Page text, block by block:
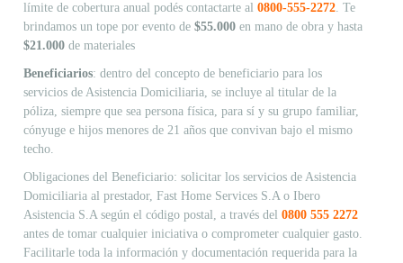
límite de cobertura anual podés contactarte al 0800-555-2272 . Te
brindamos un tope por evento de $55.000 en mano de obra y hasta
$21.000 de materiales
Beneficiarios: dentro del concepto de beneficiario para los
servicios de Asistencia Domiciliaria, se incluye al titular de la
póliza, siempre que sea persona física, para sí y su grupo familiar,
cónyuge e hijos menores de 21 años que convivan bajo el mismo
techo.
Obligaciones del Beneficiario: solicitar los servicios de Asistencia
Domiciliaria al prestador, Fast Home Services S.A o Ibero
Asistencia S.A según el código postal, a través del 0800 555 2272
antes de tomar cualquier iniciativa o comprometer cualquier gasto.
Facilitarle toda la información y documentación requerida para la